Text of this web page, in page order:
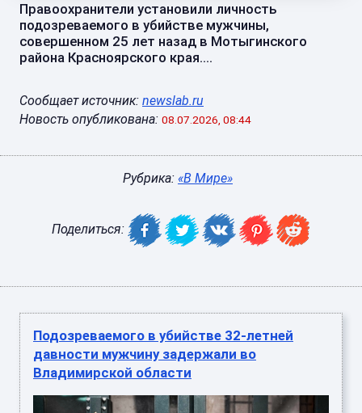
Правоохранители установили личность
подозреваемого в убийстве мужчины,
совершенном 25 лет назад в Мотыгинского
района Красноярского края....
Сообщает источник: newslab.ru
Новость опубликована: 08.07.2026, 08:44
Рубрика: «В Мире»
Поделиться:
Подозреваемого в убийстве 32-летней
давности мужчину задержали во
Владимирской области